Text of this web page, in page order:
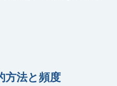
方法と頻度